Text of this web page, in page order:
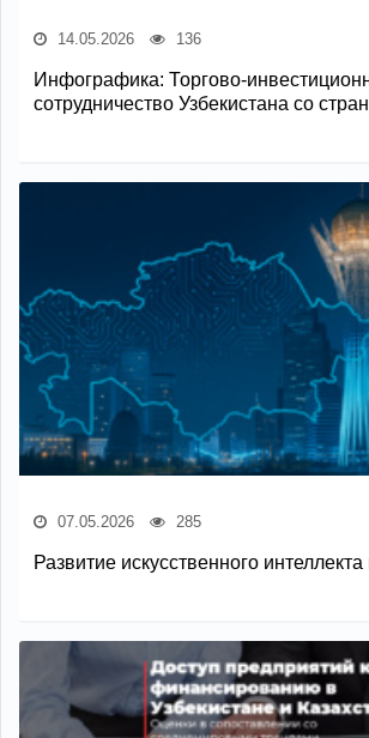
14.05.2026 136
Инфографика: Торгово-
сотрудничество Узбекистана со
07.05.2026 285
Развитие искусственного